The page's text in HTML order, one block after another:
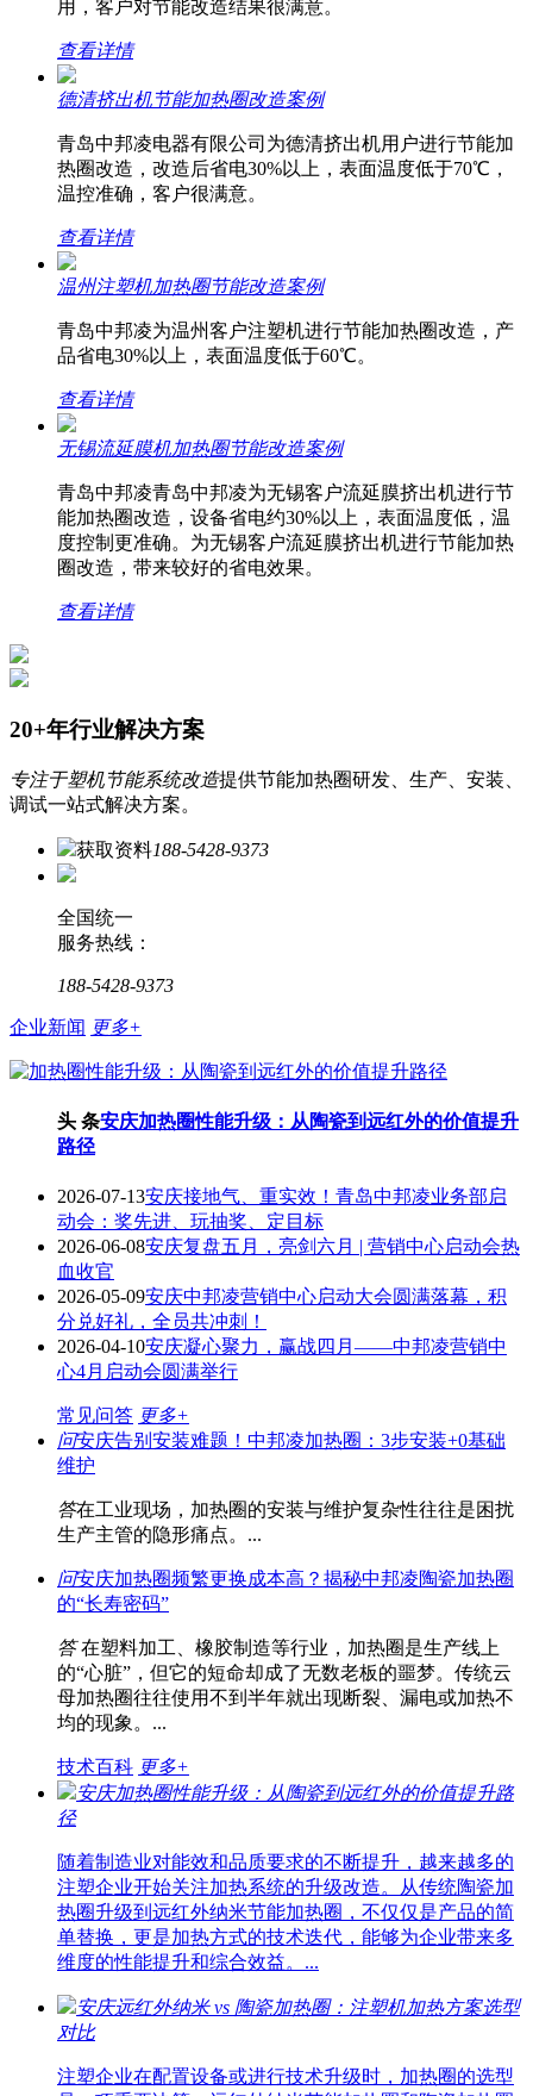
用，客户对节能改造结果很满意。
查看详情
德清挤出机节能加热圈改造案例
青岛中邦凌电器有限公司为德清挤出机用户进行节能加
热圈改造，改造后省电30%以上，表面温度低于70℃，
温控准确，客户很满意。
查看详情
温州注塑机加热圈节能改造案例
青岛中邦凌为温州客户注塑机进行节能加热圈改造，产
品省电30%以上，表面温度低于60℃。
查看详情
无锡流延膜机加热圈节能改造案例
青岛中邦凌青岛中邦凌为无锡客户流延膜挤出机进行节
能加热圈改造，设备省电约30%以上，表面温度低，温
度控制更准确。为无锡客户流延膜挤出机进行节能加热
圈改造，带来较好的省电效果。
查看详情
20+年行业解决方案
专注于塑机节能系统改造提供节能加热圈研发、生产、安装、
调试一站式解决方案。
获取资料188-5428-9373
全国统一
服务热线：
188-5428-9373
企业新闻 更多+
头 条安庆加热圈性能升级：从陶瓷到远红外的价值提升
路径
2026-07-13安庆接地气、重实效！青岛中邦凌业务部启
动会：奖先进、玩抽奖、定目标
2026-06-08安庆复盘五月，亮剑六月 | 营销中心启动会热
血收官
2026-05-09安庆中邦凌营销中心启动大会圆满落幕，积
分兑好礼，全员共冲刺！
2026-04-10安庆凝心聚力，赢战四月——中邦凌营销中
心4月启动会圆满举行
常见问答 更多+
问安庆告别安装难题！中邦凌加热圈：3步安装+0基础
维护
答在工业现场，加热圈的安装与维护复杂性往往是困扰
生产主管的隐形痛点。...
问安庆加热圈频繁更换成本高？揭秘中邦凌陶瓷加热圈
的“长寿密码”
答在塑料加工、橡胶制造等行业，加热圈是生产线上
的“心脏”，但它的短命却成了无数老板的噩梦。传统云
母加热圈往往使用不到半年就出现断裂、漏电或加热不
均的现象。...
技术百科 更多+
安庆加热圈性能升级：从陶瓷到远红外的价值提升路
径
随着制造业对能效和品质要求的不断提升，越来越多的
注塑企业开始关注加热系统的升级改造。从传统陶瓷加
热圈升级到远红外纳米节能加热圈，不仅仅是产品的简
单替换，更是加热方式的技术迭代，能够为企业带来多
维度的性能提升和综合效益。...
安庆远红外纳米 vs 陶瓷加热圈：注塑机加热方案选型
对比
注塑企业在配置设备或进行技术升级时，加热圈的选型